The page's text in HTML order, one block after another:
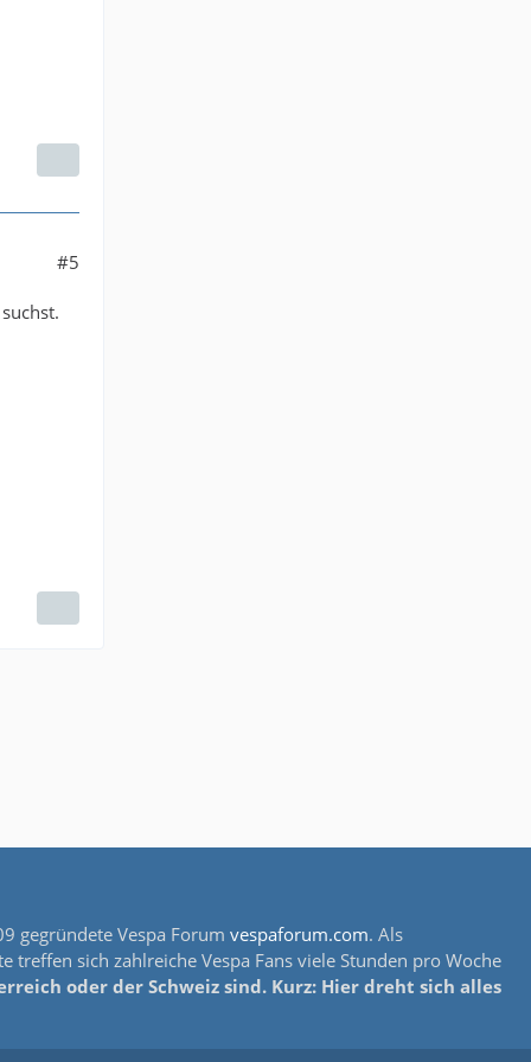
#5
gegründete Vespa Forum vespaforum.com. Als
sich zahlreiche Vespa Fans viele Stunden pro Woche
oder der Schweiz sind. Kurz: Hier dreht sich alles